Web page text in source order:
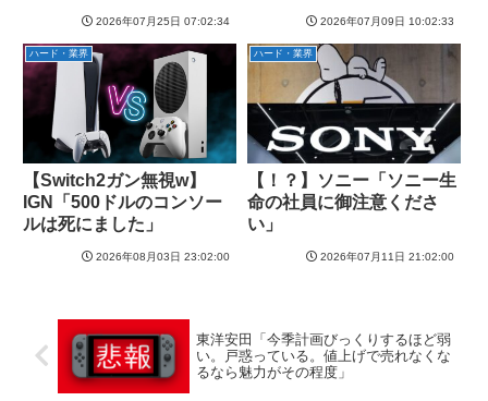
2026年07月25日 07:02:34 2026年07月09日 10:02:33
ハード・業界
【Switch2ガン無視w】
IGN「500ドルのコンソー
ルは死にました」
2026年08月03日 23:02:00
ハード・業界
【！？】ソニー「ソニー生
命の社員に御注意くださ
い」
2026年07月11日 21:02:00
東洋安田「今季計画びっくりするほど弱
い。戸惑っている。値上げで売れなくな
るなら魅力がその程度」